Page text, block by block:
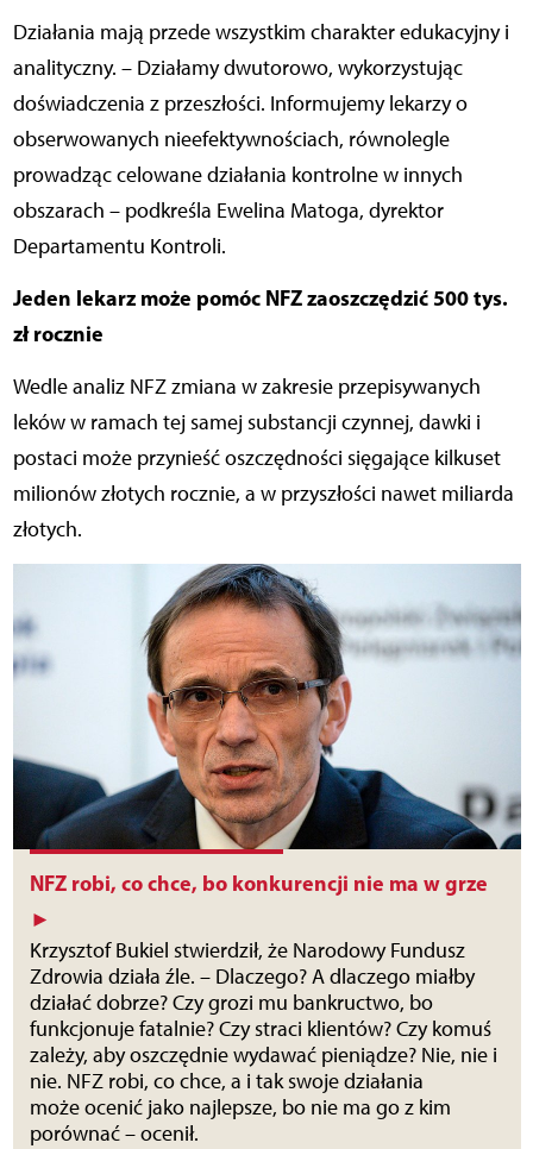
Działania mają przede wszystkim charakter edukacyjny i
analityczny. – Działamy dwutorowo, wykorzystując
doświadczenia z przeszłości. Informujemy lekarzy o
obserwowanych nieefektywnościach, równolegle
prowadząc celowane działania kontrolne w innych
obszarach – podkreśla Ewelina Matoga, dyrektor
Departamentu Kontroli.
Jeden lekarz może pomóc NFZ zaoszczędzić 500 tys.
zł rocznie
Wedle analiz NFZ zmiana w zakresie przepisywanych
leków w ramach tej samej substancji czynnej, dawki i
postaci może przynieść oszczędności sięgające kilkuset
milionów złotych rocznie, a w przyszłości nawet miliarda
złotych.
NFZ robi, co chce, bo konkurencji nie ma w grze
►
Krzysztof Bukiel stwierdził, że Narodowy Fundusz
Zdrowia działa źle. – Dlaczego? A dlaczego miałby
działać dobrze? Czy grozi mu bankructwo, bo
funkcjonuje fatalnie? Czy straci klientów? Czy komuś
zależy, aby oszczędnie wydawać pieniądze? Nie, nie i
nie. NFZ robi, co chce, a i tak swoje działania
może ocenić jako najlepsze, bo nie ma go z kim
porównać – ocenił.